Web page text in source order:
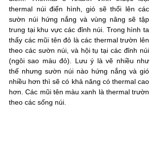
thermal núi điển hình, gió sẽ thổi lên các
sườn núi hứng nắng và vùng nâng sẽ tập
trung tại khu vực các đỉnh núi. Trong hình ta
thấy các mũi tên đỏ là các thermal trườn lên
theo các sườn núi, và hội tụ tại các đỉnh núi
(ngôi sao màu đỏ). Lưu ý là vẽ nhiều như
thế nhưng sườn núi nào hứng nắng và gió
nhiều hơn thì sẽ có khả năng có thermal cao
hơn. Các mũi tên màu xanh là thermal trườn
theo các sống núi.